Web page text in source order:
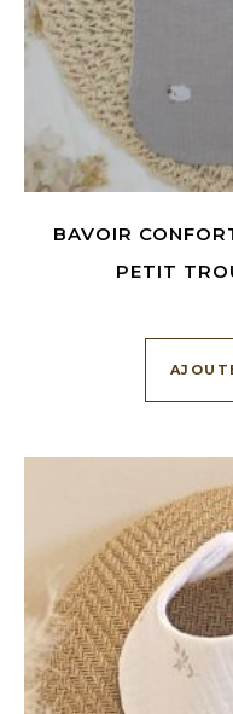
BAVOIR
PETIT